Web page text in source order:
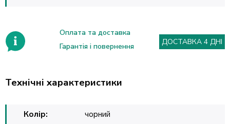
Оплата та доставка
Гарантія і повернення
ДОСТАВКА 4 ДНІ
Технічні характеристики
Колір:
чорний